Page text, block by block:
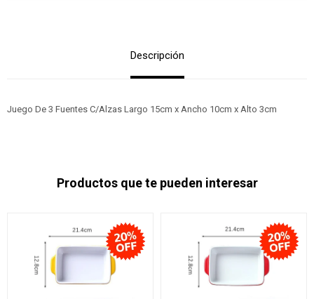
Descripción
Juego De 3 Fuentes C/Alzas Largo 15cm x Ancho 10cm x Alto 3cm
Productos que te pueden interesar